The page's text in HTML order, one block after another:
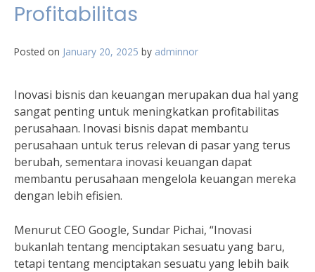
Profitabilitas
Posted on January 20, 2025 by adminnor
Inovasi bisnis dan keuangan merupakan dua hal yang
sangat penting untuk meningkatkan profitabilitas
perusahaan. Inovasi bisnis dapat membantu
perusahaan untuk terus relevan di pasar yang terus
berubah, sementara inovasi keuangan dapat
membantu perusahaan mengelola keuangan mereka
dengan lebih efisien.
Menurut CEO Google, Sundar Pichai, “Inovasi
bukanlah tentang menciptakan sesuatu yang baru,
tetapi tentang menciptakan sesuatu yang lebih baik